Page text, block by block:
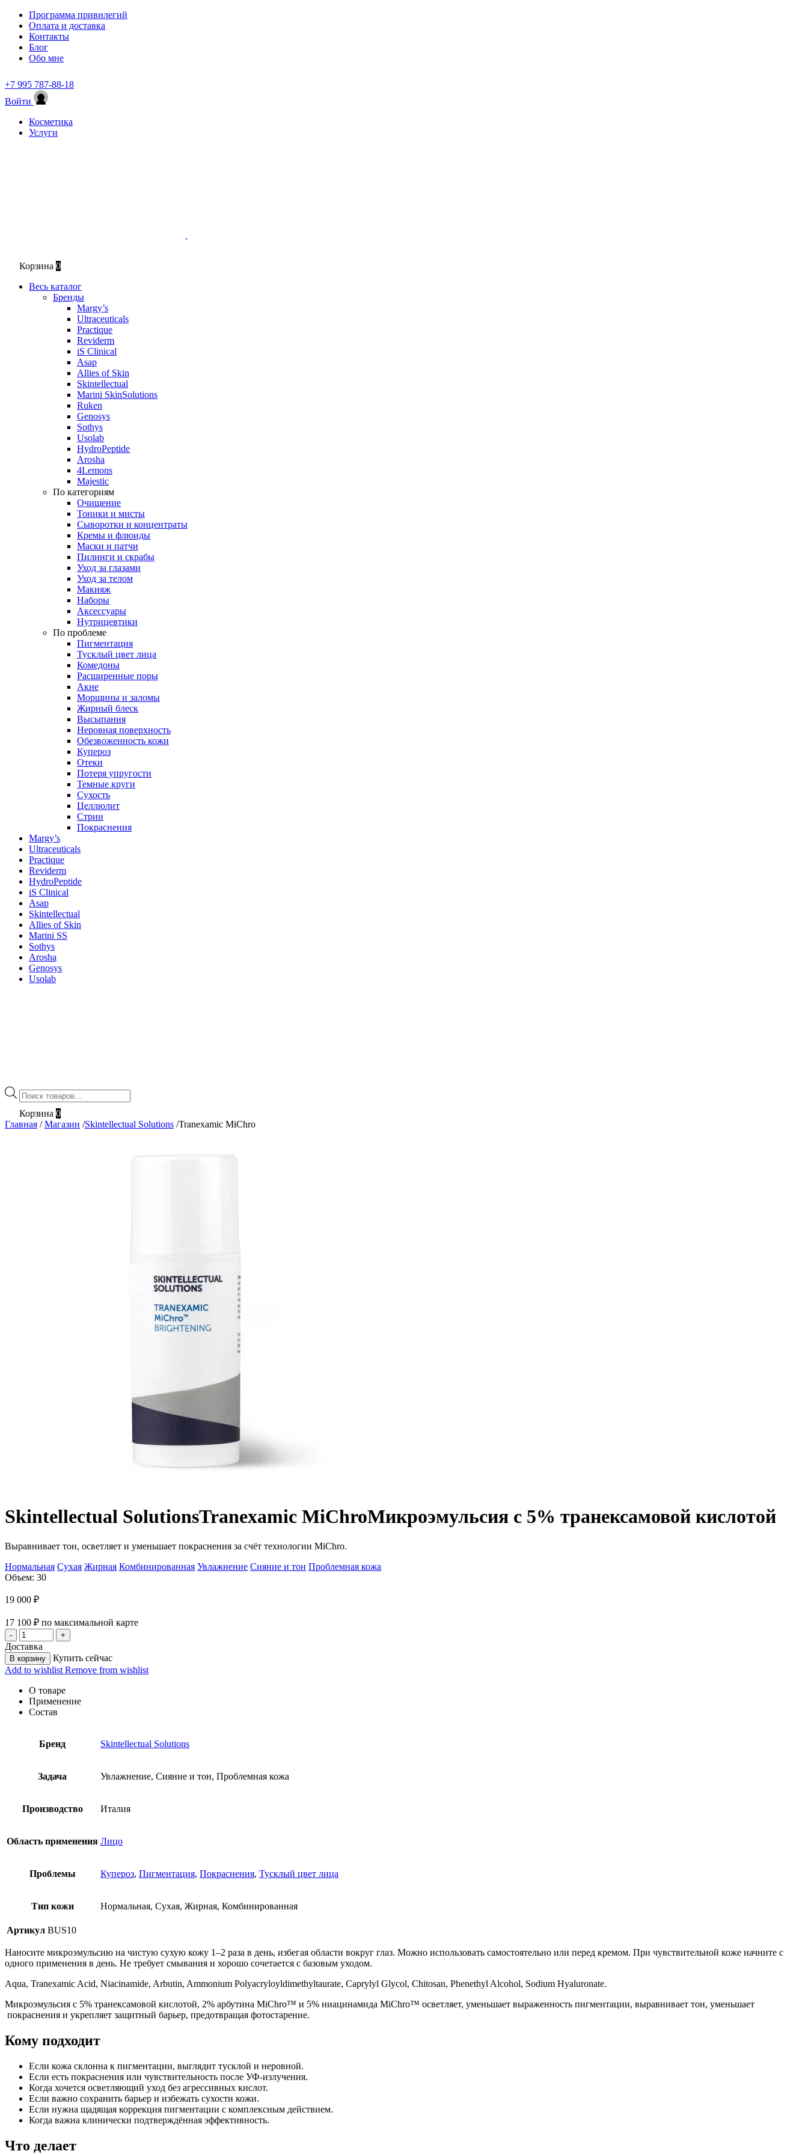
Программа привилегий
Оплата и доставка
Контакты
Блог
Обо мне
+7 995 787-88-18
Войти
Косметика
Услуги
Корзина 0
Весь каталог
Бренды
Margy’s
Ultraceuticals
Practique
Reviderm
iS Clinical
Asap
Allies of Skin
Skintellectual
Marini SkinSolutions
Ruken
Genosys
Sothys
Usolab
HydroPeptide
Arosha
4Lemons
Majestic
По категориям
Очищение
Тоники и мисты
Сыворотки и концентраты
Кремы и флюиды
Маски и патчи
Пилинги и скрабы
Уход за глазами
Уход за телом
Макияж
Наборы
Аксессуары
Нутрицевтики
По проблеме
Пигментация
Тусклый цвет лица
Комедоны
Расширенные поры
Акне
Морщины и заломы
Жирный блеск
Высыпания
Неровная поверхность
Обезвоженность кожи
Купероз
Отеки
Потеря упругости
Темные круги
Сухость
Целлюлит
Стрии
Покраснения
Margy’s
Ultraceuticals
Practique
Reviderm
HydroPeptide
iS Clinical
Asap
Skintellectual
Allies of Skin
Marini SS
Sothys
Arosha
Genosys
Usolab
Поиск
товаров
Корзина 0
Главная / Магазин /Skintellectual Solutions /Tranexamic MiChro
Skintellectual SolutionsTranexamic MiChroМикроэмульсия с 5% транексамовой кислотой
Выравнивает тон, осветляет и уменьшает покраснения за счёт технологии MiChro.
Нормальная Сухая Жирная Комбинированная Увлажнение Сияние и тон Проблемная кожа
Объем: 30
19 000 ₽
17 100 ₽ по максимальной карте
Доставка
В корзину
Купить сейчас
Add to wishlist Remove from wishlist
О товаре
Применение
Состав
Бренд Skintellectual Solutions
Задача Увлажнение, Сияние и тон, Проблемная кожа
Производство Италия
Область применения Лицо
Проблемы Купероз, Пигментация, Покраснения, Тусклый цвет лица
Тип кожи Нормальная, Сухая, Жирная, Комбинированная
Артикул BUS10
Наносите микроэмульсию на чистую сухую кожу 1–2 раза в день, избегая области вокруг глаз. Можно использовать самостоятельно или перед кремом. При чувствительной коже начните с
одного применения в день. Не требует смывания и хорошо сочетается с базовым уходом.
Aqua, Tranexamic Acid, Niacinamide, Arbutin, Ammonium Polyacryloyldimethyltaurate, Caprylyl Glycol, Chitosan, Phenethyl Alcohol, Sodium Hyaluronate.
Микроэмульсия с 5% транексамовой кислотой, 2% арбутина MiChro™ и 5% ниацинамида MiChro™ осветляет, уменьшает выраженность пигментации, выравнивает тон, уменьшает
покраснения и укрепляет защитный барьер, предотвращая фотостарение.
Кому подходит
Если кожа склонна к пигментации, выглядит тусклой и неровной.
Если есть покраснения или чувствительность после УФ-излучения.
Когда хочется осветляющий уход без агрессивных кислот.
Если важно сохранить барьер и избежать сухости кожи.
Если нужна щадящая коррекция пигментации с комплексным действием.
Когда важна клинически подтверждённая эффективность.
Что делает